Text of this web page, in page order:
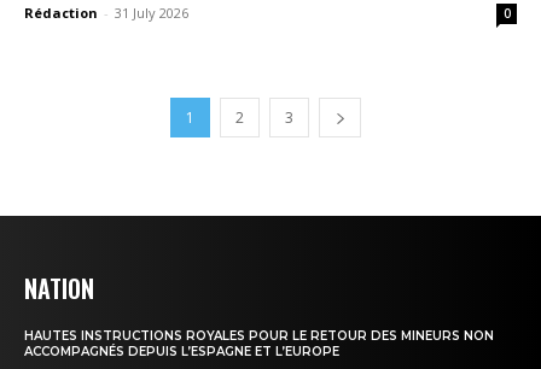
Rédaction - 31 July 2026 0
1 2 3
NATION
HAUTES INSTRUCTIONS ROYALES POUR LE RETOUR DES MINEURS NON
ACCOMPAGNÉS DEPUIS L’ESPAGNE ET L’EUROPE